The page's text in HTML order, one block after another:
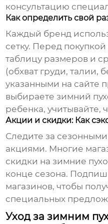
консультацию
Как определить свой
Каждый бренд
сетку. Перед
таблицу размеров и
(обхват груди, талии,
указанными на сайте
выбираетезимний
ребенка, учитывайте,
Акции и скидки: Как
Следите за
акциями. Многие
скидки назимние
конце сезона.
магазинов, чтобы
специальных
Уход за зимним